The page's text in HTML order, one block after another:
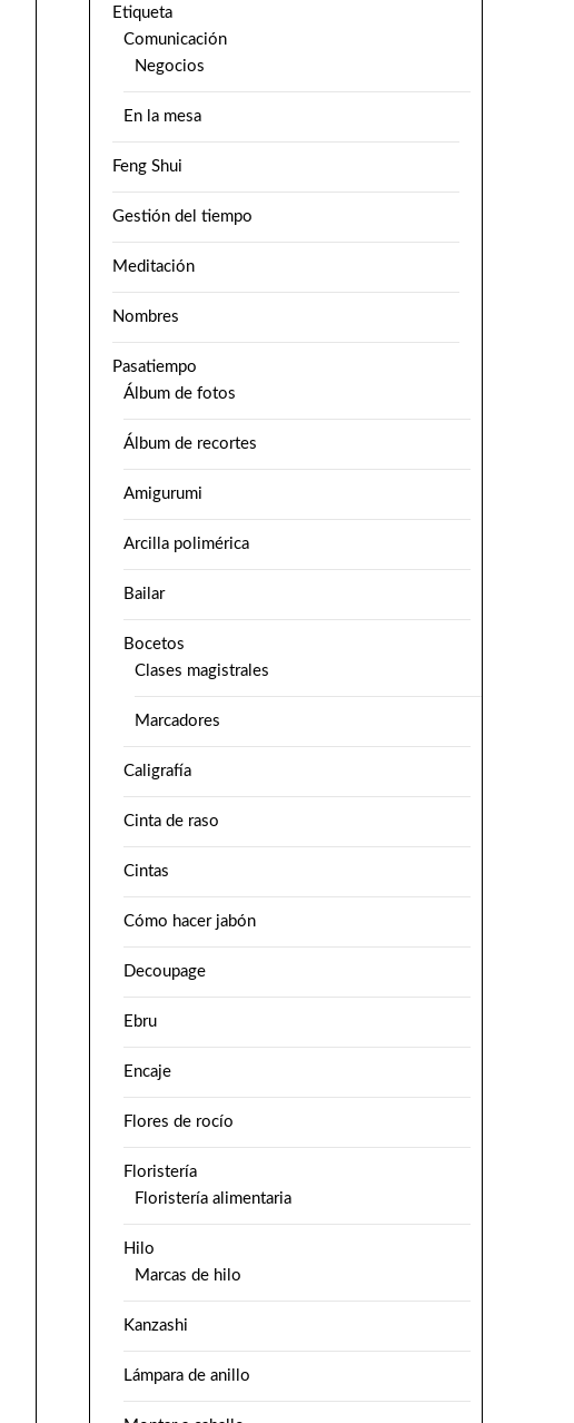
Etiqueta
Comunicación
Negocios
En la mesa
Feng Shui
Gestión del tiempo
Meditación
Nombres
Pasatiempo
Álbum de fotos
Álbum de recortes
Amigurumi
Arcilla polimérica
Bailar
Bocetos
Clases magistrales
Marcadores
Caligrafía
Cinta de raso
Cintas
Cómo hacer jabón
Decoupage
Ebru
Encaje
Flores de rocío
Floristería
Floristería alimentaria
Hilo
Marcas de hilo
Kanzashi
Lámpara de anillo